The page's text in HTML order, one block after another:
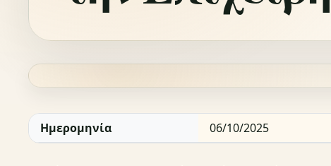
Ημερομηνία 06/10/2025